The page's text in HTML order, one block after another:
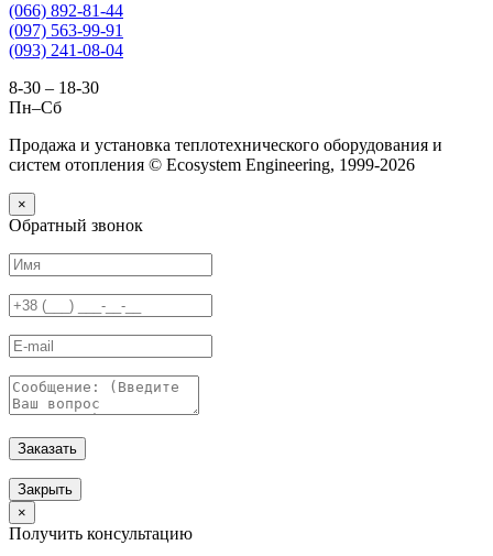
(066) 892-81-44
(097) 563-99-91
(093) 241-08-04
8-30 – 18-30
Пн–Сб
Продажа и установка теплотехнического оборудования и
систем отопления © Ecosystem Engineering, 1999-2026
×
Обратный звонок
Заказать
Закрыть
×
Получить консультацию